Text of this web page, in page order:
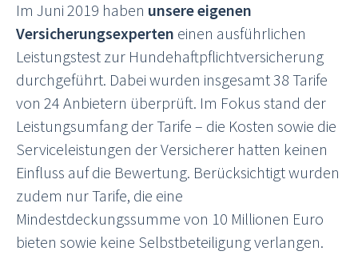
Im Juni 2019 haben unsere eigenen
Versicherungsexperten einen ausführlichen
Leistungstest zur Hundehaftpflichtversicherung
durchgeführt. Dabei wurden insgesamt 38 Tarife
von 24 Anbietern überprüft. Im Fokus stand der
Leistungsumfang der Tarife – die Kosten sowie die
Serviceleistungen der Versicherer hatten keinen
Einfluss auf die Bewertung. Berücksichtigt wurden
zudem nur Tarife, die eine
Mindestdeckungssumme von 10 Millionen Euro
bieten sowie keine Selbstbeteiligung verlangen.